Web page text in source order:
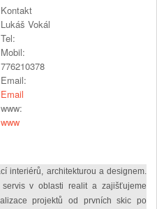
Kontakt
Lukáš Vokál
Tel:
Mobil:
776210378
Email:
Email
www:
www
interiérů, architekturou a designem.
servis v oblasti realit a zajišťujeme
projektů od prvních skic po